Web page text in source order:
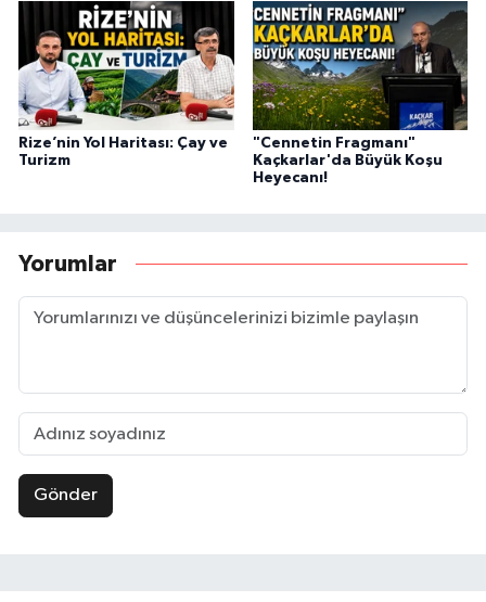
Rize’nin Yol Haritası: Çay ve
Turizm
"Cennetin Fragmanı"
Kaçkarlar'da Büyük Koşu
Heyecanı!
Yorumlar
Gönder